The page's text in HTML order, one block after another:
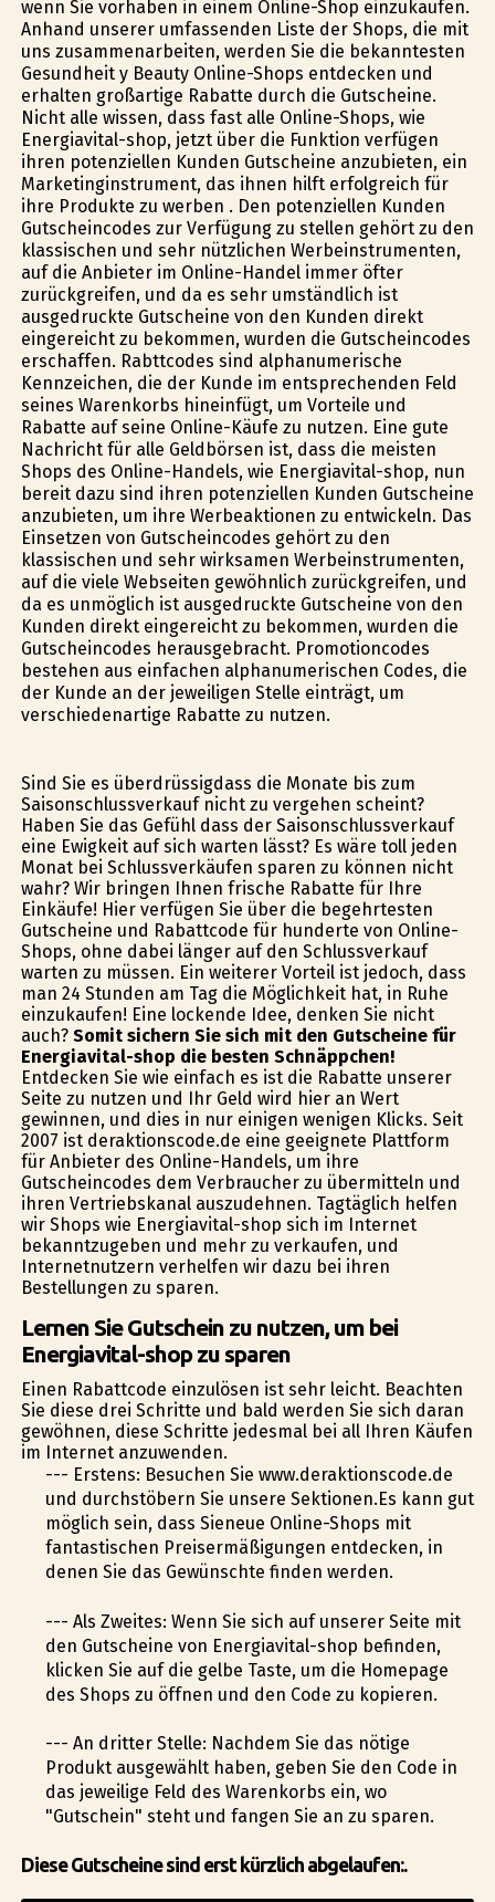
wenn Sie vorhaben in einem Online-Shop einzukaufen.
Anhand unserer umfassenden Liste der Shops, die mit
uns zusammenarbeiten, werden Sie die bekanntesten
Gesundheit y Beauty Online-Shops entdecken und
erhalten großartige Rabatte durch die Gutscheine.
Nicht alle wissen, dass fast alle Online-Shops, wie
Energiavital-shop, jetzt über die Funktion verfügen
ihren potenziellen Kunden Gutscheine anzubieten, ein
Marketinginstrument, das ihnen hilft erfolgreich für
ihre Produkte zu werben . Den potenziellen Kunden
Gutscheincodes zur Verfügung zu stellen gehört zu den
klassischen und sehr nützlichen Werbeinstrumenten,
auf die Anbieter im Online-Handel immer öfter
zurückgreifen, und da es sehr umständlich ist
ausgedruckte Gutscheine von den Kunden direkt
eingereicht zu bekommen, wurden die Gutscheincodes
erschaffen. Rabttcodes sind alphanumerische
Kennzeichen, die der Kunde im entsprechenden Feld
seines Warenkorbs hineinfügt, um Vorteile und
Rabatte auf seine Online-Käufe zu nutzen. Eine gute
Nachricht für alle Geldbörsen ist, dass die meisten
Shops des Online-Handels, wie Energiavital-shop, nun
bereit dazu sind ihren potenziellen Kunden Gutscheine
anzubieten, um ihre Werbeaktionen zu entwickeln. Das
Einsetzen von Gutscheincodes gehört zu den
klassischen und sehr wirksamen Werbeinstrumenten,
auf die viele Webseiten gewöhnlich zurückgreifen, und
da es unmöglich ist ausgedruckte Gutscheine von den
Kunden direkt eingereicht zu bekommen, wurden die
Gutscheincodes herausgebracht. Promotioncodes
bestehen aus einfachen alphanumerischen Codes, die
der Kunde an der jeweiligen Stelle einträgt, um
verschiedenartige Rabatte zu nutzen.
Sind Sie es überdrüssigdass die Monate bis zum
Saisonschlussverkauf nicht zu vergehen scheint?
Haben Sie das Gefühl dass der Saisonschlussverkauf
eine Ewigkeit auf sich warten lässt? Es wäre toll jeden
Monat bei Schlussverkäufen sparen zu können nicht
wahr? Wir bringen Ihnen frische Rabatte für Ihre
Einkäufe! Hier verfügen Sie über die begehrtesten
Gutscheine und Rabattcode für hunderte von Online-
Shops, ohne dabei länger auf den Schlussverkauf
warten zu müssen. Ein weiterer Vorteil ist jedoch, dass
man 24 Stunden am Tag die Möglichkeit hat, in Ruhe
einzukaufen! Eine lockende Idee, denken Sie nicht
auch? Somit sichern Sie sich mit den Gutscheine für
Energiavital-shop die besten Schnäppchen!
Entdecken Sie wie einfach es ist die Rabatte unserer
Seite zu nutzen und Ihr Geld wird hier an Wert
gewinnen, und dies in nur einigen wenigen Klicks. Seit
2007 ist deraktionscode.de eine geeignete Plattform
für Anbieter des Online-Handels, um ihre
Gutscheincodes dem Verbraucher zu übermitteln und
ihren Vertriebskanal auszudehnen. Tagtäglich helfen
wir Shops wie Energiavital-shop sich im Internet
bekanntzugeben und mehr zu verkaufen, und
Internetnutzern verhelfen wir dazu bei ihren
Bestellungen zu sparen.
Lernen Sie Gutschein zu nutzen, um bei
Energiavital-shop zu sparen
Einen Rabattcode einzulösen ist sehr leicht. Beachten
Sie diese drei Schritte und bald werden Sie sich daran
gewöhnen, diese Schritte jedesmal bei all Ihren Käufen
im Internet anzuwenden.
--- Erstens: Besuchen Sie www.deraktionscode.de
und durchstöbern Sie unsere Sektionen.Es kann gut
möglich sein, dass Sieneue Online-Shops mit
fantastischen Preisermäßigungen entdecken, in
denen Sie das Gewünschte finden werden.
--- Als Zweites: Wenn Sie sich auf unserer Seite mit
den Gutscheine von Energiavital-shop befinden,
klicken Sie auf die gelbe Taste, um die Homepage
des Shops zu öffnen und den Code zu kopieren.
--- An dritter Stelle: Nachdem Sie das nötige
Produkt ausgewählt haben, geben Sie den Code in
das jeweilige Feld des Warenkorbs ein, wo
"Gutschein" steht und fangen Sie an zu sparen.
Diese Gutscheine sind erst kürzlich abgelaufen:.